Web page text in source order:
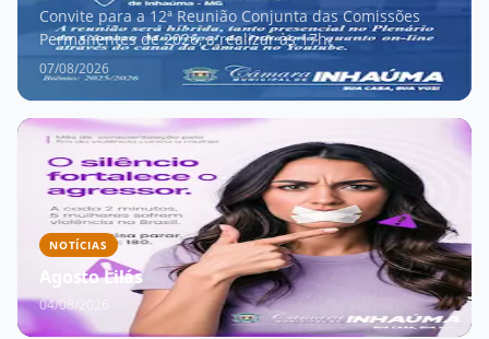
Convite para a 12ª Reunião Conjunta das Comissões
Permanentes de 2026, a realizar às 17h.
07/08/2026
NOTÍCIAS
Agosto Lilás
04/08/2026